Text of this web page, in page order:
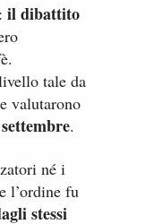
: il dibattito
tale da
valutarono
.
né i
l’ordine fu
stessi